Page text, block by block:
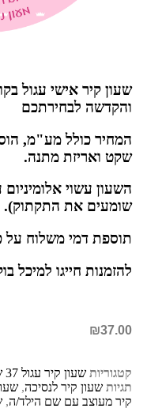
והקדשה לבחירתכם
המחיר כולל מע"מ,
שקט ואריזת מתנה.
השעון עשוי
שומעים את התקתוק).
תוספת דמי משלוח על כל
להזמנות חייגו למיכל בוקר 052-
₪37.00
קטגוריות שעון קיר עגול 37 שח
תגיות שעון קיר לנסיכה,
קיר מעוצב עם שם הילד/ה,